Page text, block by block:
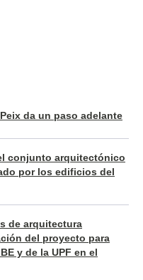
da un paso adelante
conjunto arquitectónico
por los edificios del
de arquitectura
del proyecto para
y de la UPF en el